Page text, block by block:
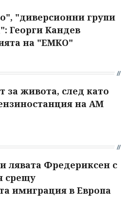
"диверсионни групи
Георги Кандев
на "ЕМКО"
за живота, след като
на АМ
лявата Фредериксен с
срещу
имиграция в Европа